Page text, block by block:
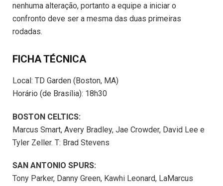
nenhuma alteração, portanto a equipe a iniciar o
confronto deve ser a mesma das duas primeiras
rodadas.
FICHA TÉCNICA
Local: TD Garden (Boston, MA)
Horário (de Brasília): 18h30
BOSTON CELTICS:
Marcus Smart, Avery Bradley, Jae Crowder, David Lee e
Tyler Zeller. T: Brad Stevens
SAN ANTONIO SPURS:
Tony Parker, Danny Green, Kawhi Leonard, LaMarcus